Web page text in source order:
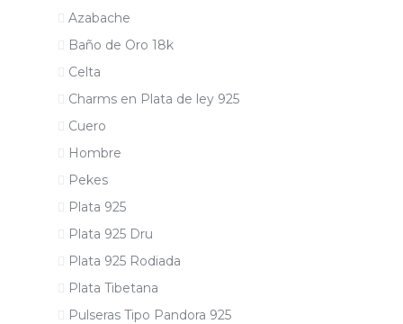
Azabache
Baño de Oro 18k
Celta
Charms en Plata de ley 925
Cuero
Hombre
Pekes
Plata 925
Plata 925 Dru
Plata 925 Rodiada
Plata Tibetana
Pulseras Tipo Pandora 925